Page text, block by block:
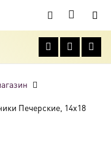
Печерские, 14х18